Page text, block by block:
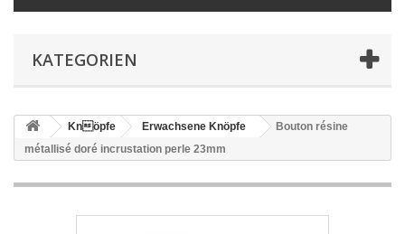
KATEGORIEN
Knöpfe Erwachsene Knöpfe
Bouton résine
métallisé doré incrustation perle 23mm